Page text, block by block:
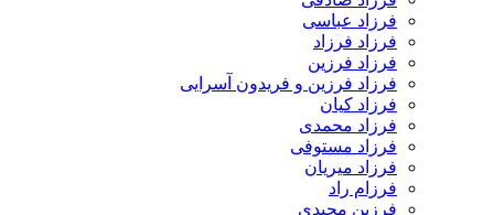
فرزاد عباسی
فرزاد فرزاد
فرزاد فرزین
فرزاد فرزین و فریدون آسرایی
فرزاد کیان
فرزاد محمدی
فرزاد مستوفی
فرزاد میریان
فرزام راد
فرزین مجیدی